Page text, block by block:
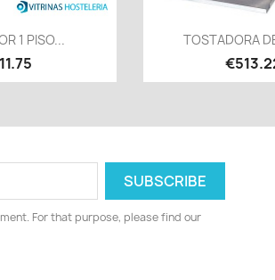
view
1 PISO... Quick
TOSTADORA
For that purpose, please find our